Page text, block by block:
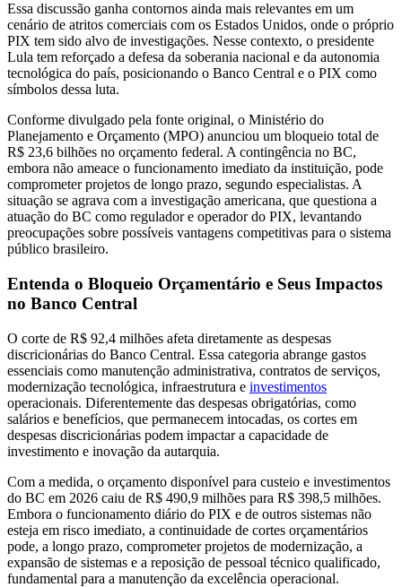
Essa discussão ganha contornos ainda mais relevantes em um
cenário de atritos comerciais com os Estados Unidos, onde o próprio
PIX tem sido alvo de investigações. Nesse contexto, o presidente
Lula tem reforçado a defesa da soberania nacional e da autonomia
tecnológica do país, posicionando o Banco Central e o PIX como
símbolos dessa luta.
Conforme divulgado pela fonte original, o Ministério do
Planejamento e Orçamento (MPO) anunciou um bloqueio total de
R$ 23,6 bilhões no orçamento federal. A contingência no BC,
embora não ameace o funcionamento imediato da instituição, pode
comprometer projetos de longo prazo, segundo especialistas. A
situação se agrava com a investigação americana, que questiona a
atuação do BC como regulador e operador do PIX, levantando
preocupações sobre possíveis vantagens competitivas para o sistema
público brasileiro.
Entenda o Bloqueio Orçamentário e Seus Impactos
no Banco Central
O corte de R$ 92,4 milhões afeta diretamente as despesas
discricionárias do Banco Central. Essa categoria abrange gastos
essenciais como manutenção administrativa, contratos de serviços,
modernização tecnológica, infraestrutura e investimentos
operacionais. Diferentemente das despesas obrigatórias, como
salários e benefícios, que permanecem intocadas, os cortes em
despesas discricionárias podem impactar a capacidade de
investimento e inovação da autarquia.
Com a medida, o orçamento disponível para custeio e investimentos
do BC em 2026 caiu de R$ 490,9 milhões para R$ 398,5 milhões.
Embora o funcionamento diário do PIX e de outros sistemas não
esteja em risco imediato, a continuidade de cortes orçamentários
pode, a longo prazo, comprometer projetos de modernização, a
expansão de sistemas e a reposição de pessoal técnico qualificado,
fundamental para a manutenção da excelência operacional.